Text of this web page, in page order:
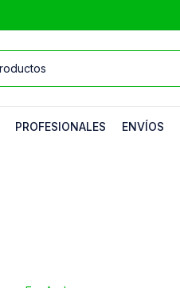
PROFESIONALES ENVÍOS